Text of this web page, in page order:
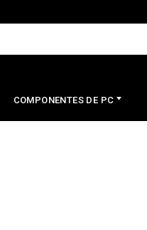
COMPONENTES DE PC